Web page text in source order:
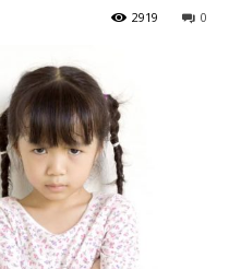
0
2919